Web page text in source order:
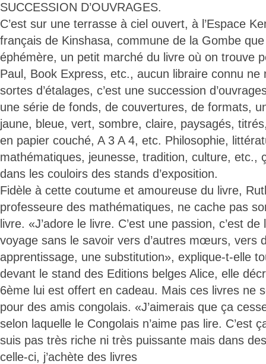
SUCCESSION D’OUVRAGES.
C’est sur une terrasse à ciel ouvert, à l’Espace
français de Kinshasa, commune de la Gombe
éphémère, un petit marché du livre où on trouve
Paul, Book Express, etc., aucun libraire connu ne
sortes d’étalages, c’est une succession
une série de fonds, de couvertures, de formats,
jaune, bleue, vert, sombre, claire, paysagés,
en papier couché, A 3 A 4, etc. Philosophie,
mathématiques, jeunesse, tradition, culture, etc.,
dans les couloirs des stands d’exposition.
Fidèle à cette coutume et amoureuse du livre,
professeure des mathématiques, ne cache pas
livre. «J’adore le livre. C’est une passion, c’est de
voyage sans le savoir vers d’autres mœurs, vers
apprentissage, une substitution», explique-t-elle
devant le stand des Editions belges Alice, elle
6ème lui est offert en cadeau. Mais ces livres ne
pour des amis congolais. «J’aimerais que ça
selon laquelle le Congolais n’aime pas lire. C’est
suis pas très riche ni très puissante mais dans
celle-ci, j’achète des livres